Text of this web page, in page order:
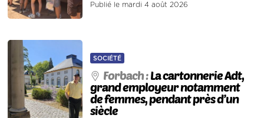
Publié le mardi 4 août 2026
SOCIÉTÉ
Forbach :La cartonnerie Adt,
grand employeur notamment
de femmes, pendant près d’un
siècle